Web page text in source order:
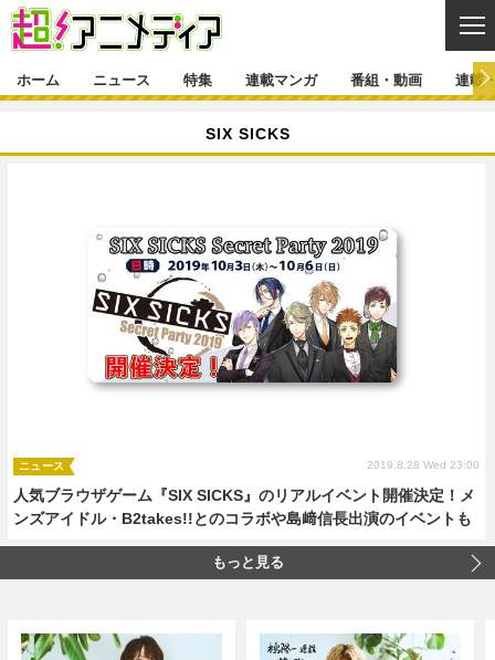
映画 音楽
グッズ イベント
コスプレ
舞台 新帝スタ
インタビュー レポート
ラキりす
連載マンガ一覧 連載一覧
番組・動画一覧 ラジオ
動画
連載・ブログ
連載・ブログ一覧 コラム
ホーム ニュース 特集 連載マンガ 番組・動画 連載
SIX SICKS
人気ブラウザゲーム『SIX SICKS』のリアルイベント開催決定！メ
ンズアイドル・B2takes!!とのコラボや島﨑信長出演のイベントも
ニュース 2019.8.28 Wed 23:00
もっと見る